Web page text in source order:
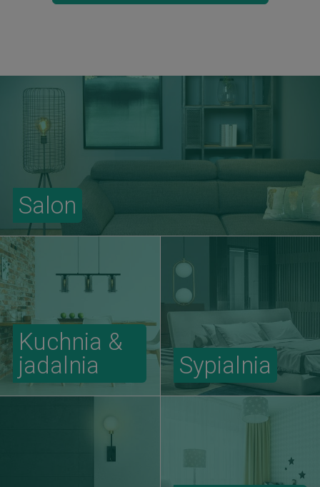
Salon
Kuchnia &
jadalnia
Sypialnia